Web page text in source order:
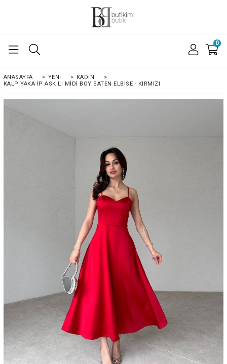
0
ANASAYFA > YENİ > KADIN
>
KALP YAKA İP ASKILI MIDI BOY SATEN ELBISE - KIRMIZI